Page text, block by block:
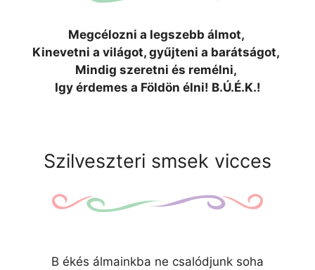
Megcélozni a legszebb álmot,
Kinevetni a világot, gyűjteni a barátságot,
Mindig szeretni és remélni,
Igy érdemes a Földön élni! B.Ú.É.K.!
Szilveszteri smsek vicces
B ékés álmainkba ne csalódjunk soha